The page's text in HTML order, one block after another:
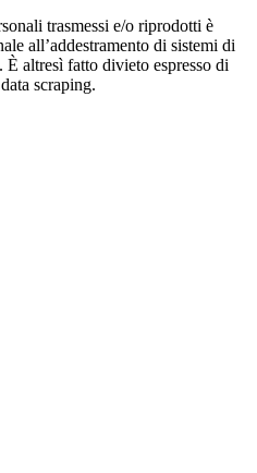
trasmessi e/o riprodotti è
all’addestramento di sistemi di
altresì fatto divieto espresso di
scraping.